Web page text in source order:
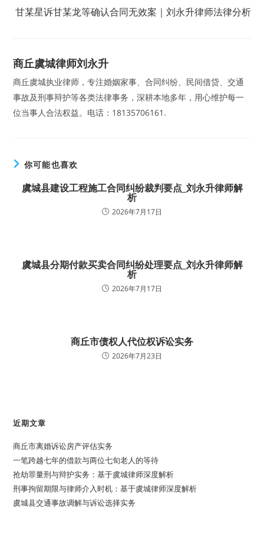
甘某星诉甘某龙等确认合同无效案｜刘永升律师法律分析
商丘虞城律师刘永升
商丘虞城执业律师，专注婚姻家事、合同纠纷、民间借贷、交通
事故及刑事辩护等各类法律事务，深耕本地多年，用心维护每一
位当事人合法权益。电话：18135706161.
你可能也喜欢
虞城县建设工程施工合同纠纷裁判要点_刘永升律师解
析
2026年7月17日
虞城县分期付款买卖合同纠纷处理要点_刘永升律师解
析
2026年7月17日
商丘市债权人代位权诉讼实务
2026年7月23日
近期文章
商丘市离婚诉讼房产评估实务
一笔跨越七年的借款与两位七旬老人的等待
抢劫罪量刑与辩护实务：基于虞城律师深度解析
刑事拘留期限与律师介入时机：基于虞城律师深度解析
虞城县交通事故调解与诉讼选择实务